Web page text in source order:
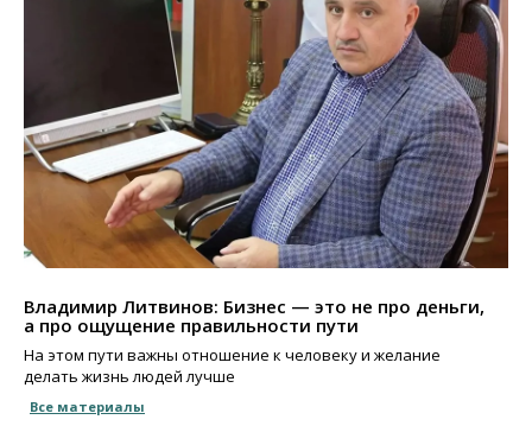
Владимир Литвинов: Бизнес — это не про деньги,
а про ощущение правильности пути
На этом пути важны отношение к человеку и желание
делать жизнь людей лучше
Все материалы